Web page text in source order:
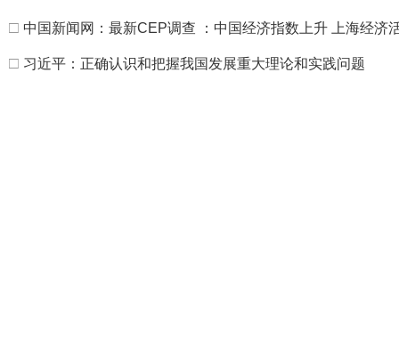
□ 中国新闻网：最新CEP调查 ：中国经济指数上升 上海经济
□ 习近平：正确认识和把握我国发展重大理论和实践问题